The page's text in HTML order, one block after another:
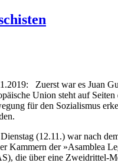
Zuerst war es Juan
Union steht auf
für den Sozialismus
(12.11.) war nach
Kammern der »Asamblea
die über eine Zweidrittel-